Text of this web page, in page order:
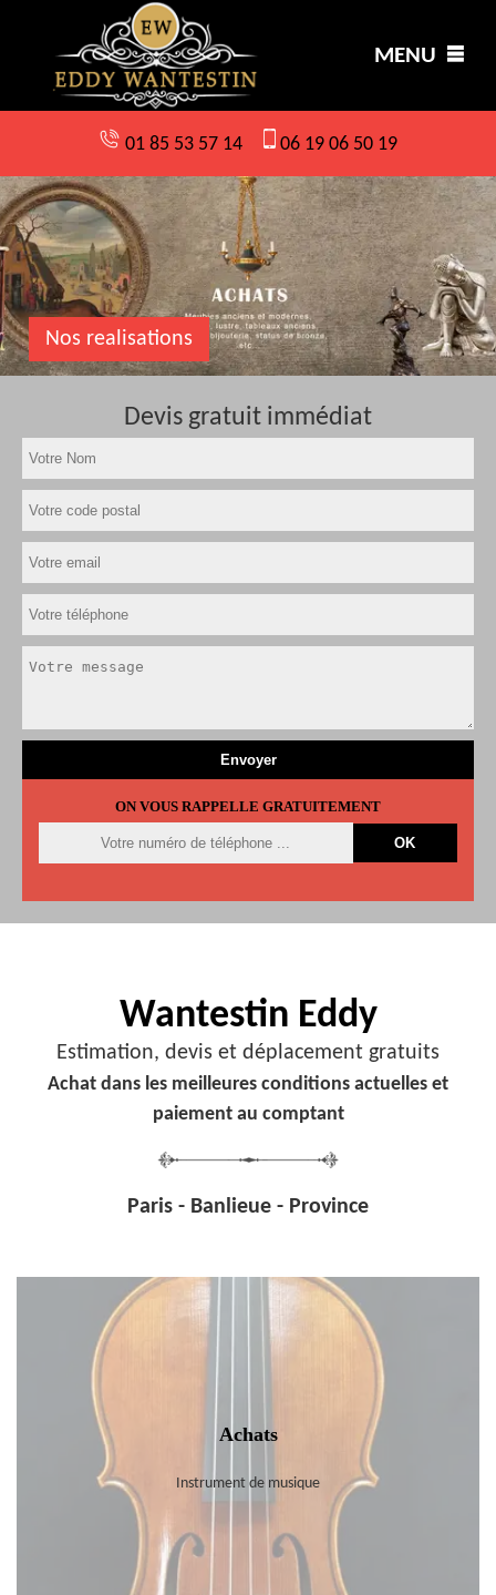
MENU
01 85 53 57 14 06 19 06 50 19
Nos realisations
Devis gratuit immédiat
ON VOUS RAPPELLE GRATUITEMENT
Wantestin Eddy
Estimation, devis et déplacement gratuits
Achat dans les meilleures conditions actuelles et
paiement au comptant
Paris - Banlieue - Province
Achats
Instrument de musique